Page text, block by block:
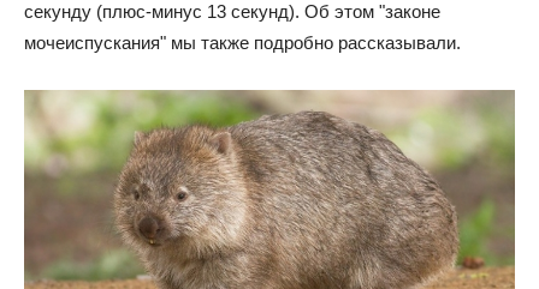
секунду (плюс-минус 13 секунд). Об этом "законе
мочеиспускания" мы также подробно рассказывали.